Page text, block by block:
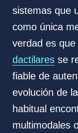
sistemas que
como única
verdad es que
dactilaresse
fiable de
evolución de
habitual
multimodales